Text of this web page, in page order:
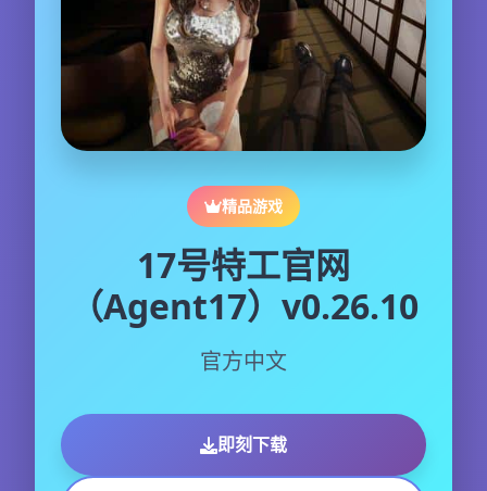
精品游戏
17号特工官网
（Agent17）v0.26.10
官方中文
即刻下载